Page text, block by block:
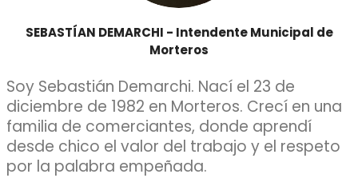
SEBASTÍAN DEMARCHI - Intendente Municipal de
Morteros
Soy Sebastián Demarchi. Nací el 23 de
diciembre de 1982 en Morteros. Crecí en una
familia de comerciantes, donde aprendí
desde chico el valor del trabajo y el respeto
por la palabra empeñada.